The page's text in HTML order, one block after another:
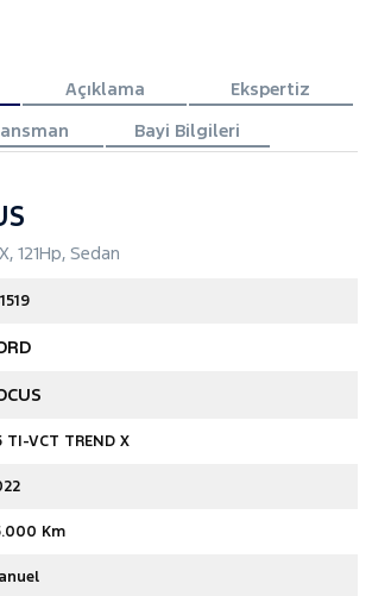
Açıklama
Ekspertiz
Bayi Bilgileri
121Hp, Sedan
TI-VCT TREND X
Km